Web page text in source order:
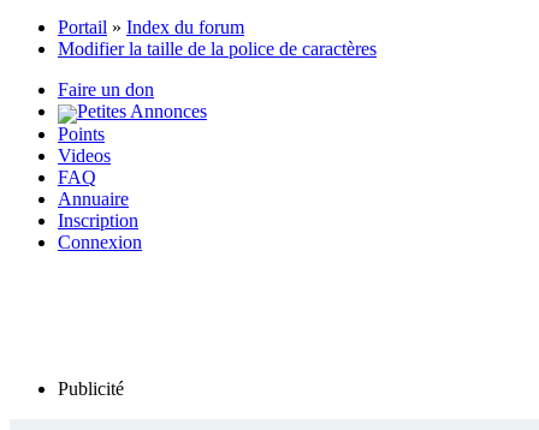
Portail » Index du forum
Modifier la taille de la police de caractères
Faire un don
Petites Annonces
Points
Videos
FAQ
Annuaire
Inscription
Connexion
Publicité